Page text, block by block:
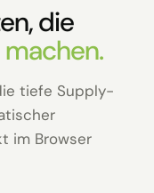
die
tiefe Supply-
im Browser